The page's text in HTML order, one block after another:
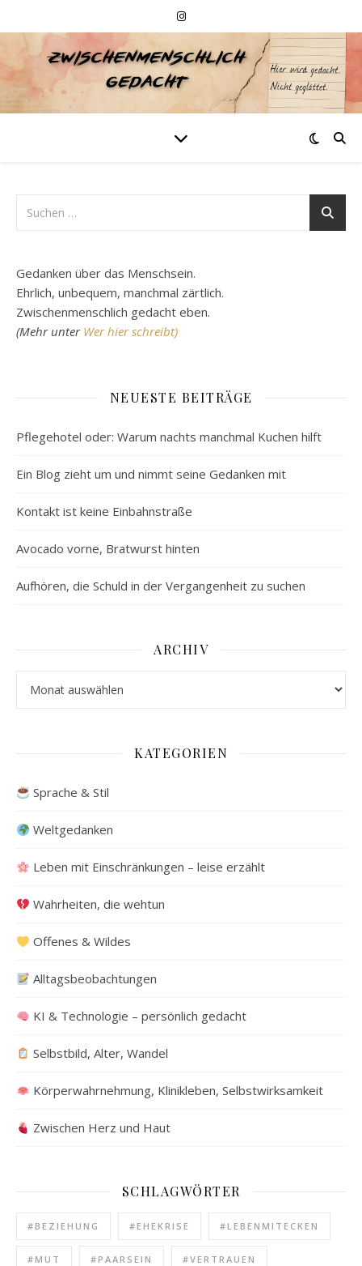
Gedanken über das Menschsein.
Ehrlich, unbequem, manchmal zärtlich.
Zwischenmenschlich gedacht eben.
(Mehr unter Wer hier schreibt)
NEUESTE BEITRÄGE
Pflegehotel oder: Warum nachts manchmal Kuchen hilft
Ein Blog zieht um und nimmt seine Gedanken mit
Kontakt ist keine Einbahnstraße
Avocado vorne, Bratwurst hinten
Aufhören, die Schuld in der Vergangenheit zu suchen
ARCHIV
KATEGORIEN
Sprache & Stil
Weltgedanken
Leben mit Einschränkungen – leise erzählt
Wahrheiten, die wehtun
Offenes & Wildes
Alltagsbeobachtungen
KI & Technologie – persönlich gedacht
Selbstbild, Alter, Wandel
Körperwahrnehmung, Klinikleben, Selbstwirksamkeit
Zwischen Herz und Haut
SCHLAGWÖRTER
#BEZIEHUNG #EHEKRISE #LEBENMITECKEN
#MUT #PAARSEIN #VERTRAUEN